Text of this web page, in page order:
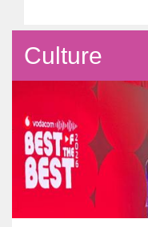
Culture